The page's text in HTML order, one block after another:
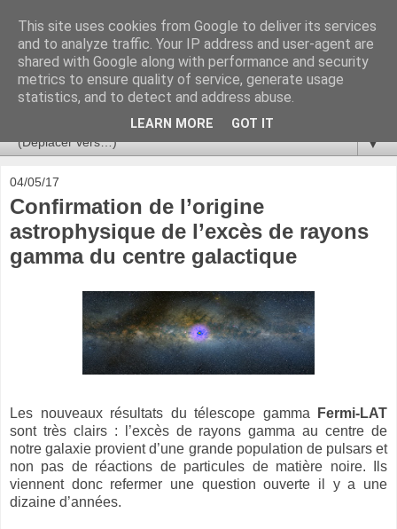
Ça se passe là haut
Astronomie, Astrophysique, Astroparticules, Cosmologie.
L'infini se contemple, indéfiniment. ISSN 2272-5768
▼
04/05/17
Confirmation de l’origine
astrophysique de l’excès de rayons
gamma du centre galactique
Les nouveaux résultats du télescope gamma
Fermi-LAT
sont très clairs : l’excès de rayons gamma au centre de
notre galaxie provient d’une grande population de pulsars et
non pas de réactions de particules de matière noire. Ils
viennent donc refermer une question ouverte il y a une
dizaine d’années.
This site uses cookies from Google to deliver its services
and to analyze traffic. Your IP address and user-agent are
shared with Google along with performance and security
metrics to ensure quality of service, generate usage
statistics, and to detect and address abuse.
LEARN MORE GOT IT